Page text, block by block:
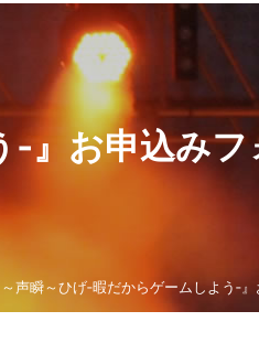
声瞬～ひげ‐暇だからゲームしよう‐
』お申込みフ